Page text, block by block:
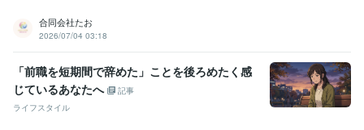
合同会社たお
2026/07/04 03:18
「前職を短期間で辞めた」ことを後ろめたく感
じているあなたへ
記事
ライフスタイル